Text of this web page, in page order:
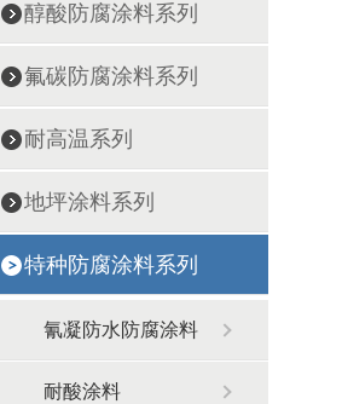
醇酸防腐涂料系列
氟碳防腐涂料系列
耐高温系列
地坪涂料系列
特种防腐涂料系列
氰凝防水防腐涂料
耐酸涂料